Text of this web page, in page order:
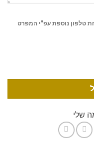
טלפון נוספת עפ"י המפרט
שלי